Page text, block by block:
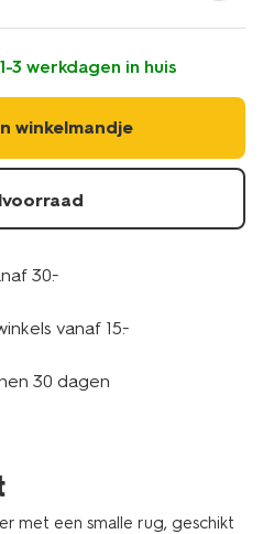
3 werkdagen in huis
winkelmandje
30.-
vanaf 15.-
30 dagen
met een smalle rug, geschikt